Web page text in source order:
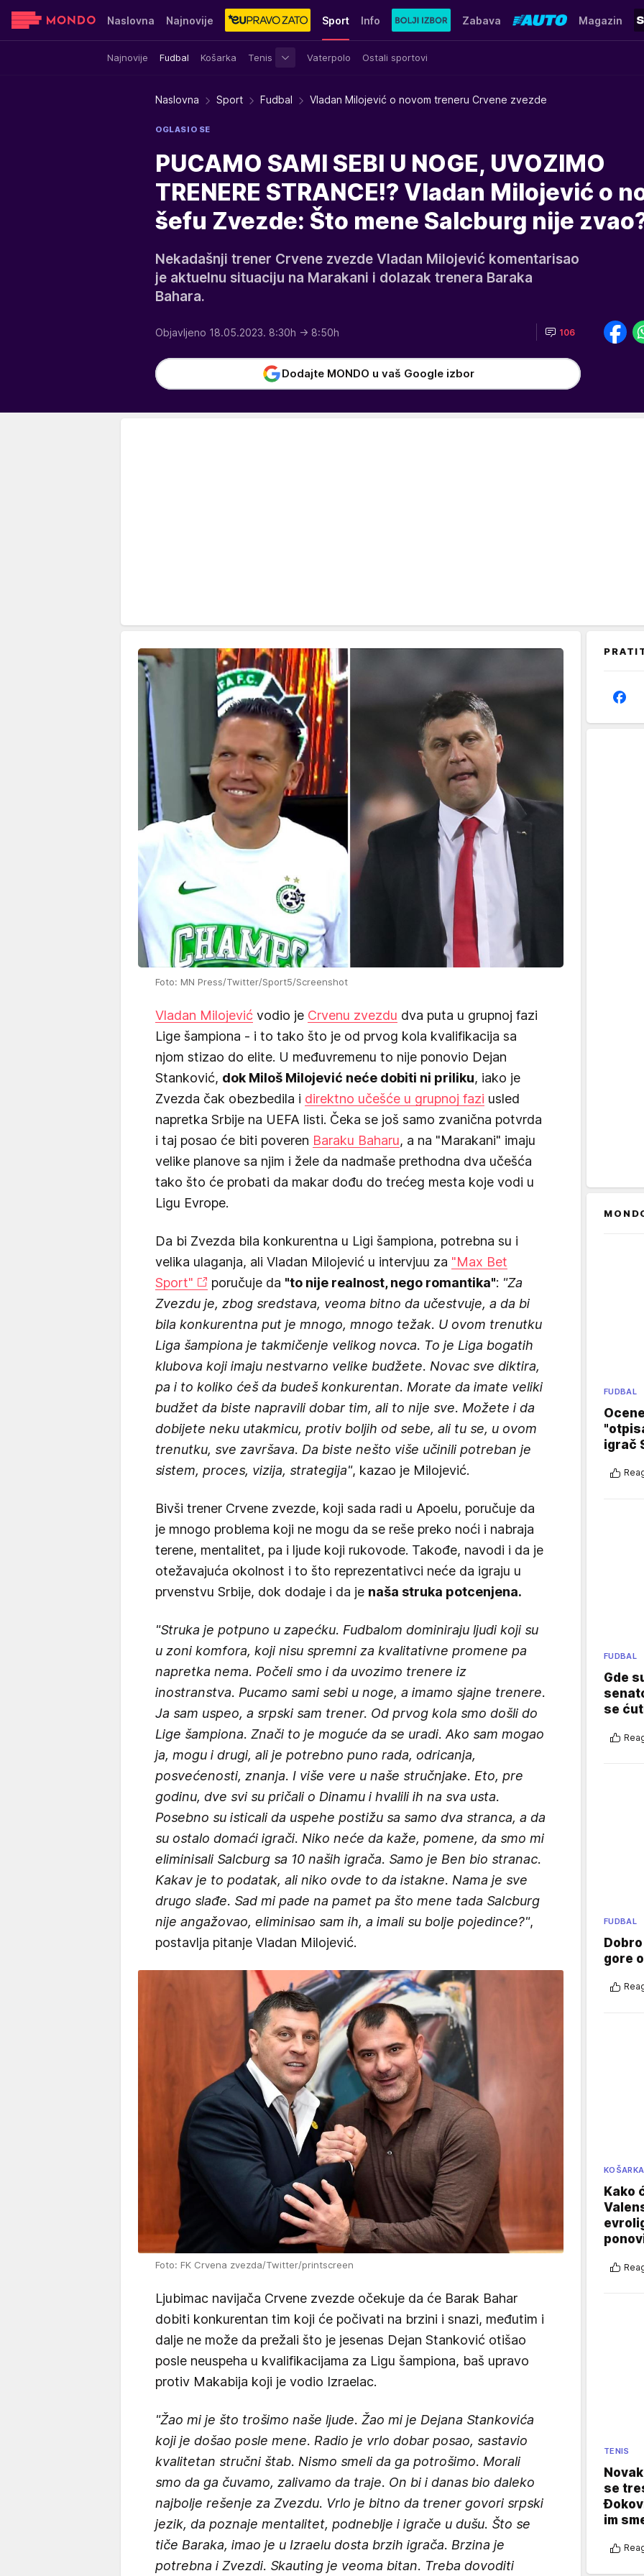
Naslovna Najnovije Sport
Najnovije Fudbal Košarka Tenis Vaterpolo Ostali sportovi
Info Zabava Magazin
Sensa Stvar ukusa Yumama
Naslovna Sport Fudbal Vladan Milojević o novom treneru Crvene zvezde
OGLASIO SE
PUCAMO SAMI SEBI U NOGE, UVOZIMO
TRENERE STRANCE!? Vladan Milojević o
šefu Zvezde: Što mene Salcburg nije
Nekadašnji trener Crvene zvezde Vladan Milojević komentarisao
je aktuelnu situaciju na Marakani i dolazak trenera Baraka
Bahara.
Objavljeno 18.05.2023. 8:30h → 8:50h 106
Dodajte MONDO u vaš Google izbor
Foto: MN Press/Twitter/Sport5/Screenshot
Vladan Milojević vodio je Crvenu zvezdu dva puta u grupnoj fazi
Lige šampiona - i to tako što je od prvog kola kvalifikacija sa
njom stizao do elite. U međuvremenu to nije ponovio Dejan
Stanković, dok Miloš Milojević neće dobiti ni priliku, iako je
Zvezda čak obezbedila i direktno učešće u grupnoj fazi usled
napretka Srbije na UEFA listi. Čeka se još samo zvanična potvrda
i taj posao će biti poveren Baraku Baharu, a na "Marakani" imaju
velike planove sa njim i žele da nadmaše prethodna dva učešća
tako što će probati da makar dođu do trećeg mesta koje vodi u
Ligu Evrope.
Da bi Zvezda bila konkurentna u Ligi šampiona, potrebna su i
velika ulaganja, ali Vladan Milojević u intervjuu za "Max Bet
Sport"
poručuje da "to nije realnost, nego romantika": "Za
Zvezdu je, zbog sredstava, veoma bitno da učestvuje, a da bi
bila konkurentna put je mnogo, mnogo težak. U ovom trenutku
Liga šampiona je takmičenje velikog novca. To je Liga bogatih
klubova koji imaju nestvarno velike budžete. Novac sve diktira,
pa i to koliko ćeš da budeš konkurentan. Morate da imate veliki
budžet da biste napravili dobar tim, ali to nije sve. Možete i da
dobijete neku utakmicu, protiv boljih od sebe, ali tu se, u ovom
trenutku, sve završava. Da biste nešto više učinili potreban je
sistem, proces, vizija, strategija", kazao je Milojević.
Bivši trener Crvene zvezde, koji sada radi u Apoelu, poručuje da
je mnogo problema koji ne mogu da se reše preko noći i nabraja
terene, mentalitet, pa i ljude koji rukovode. Takođe, navodi i da je
otežavajuća okolnost i to što reprezentativci neće da igraju u
prvenstvu Srbije, dok dodaje i da je naša struka potcenjena.
"Struka je potpuno u zapećku. Fudbalom dominiraju ljudi koji su
u zoni komfora, koji nisu spremni za kvalitativne promene pa
napretka nema. Počeli smo i da uvozimo trenere iz
inostranstva. Pucamo sami sebi u noge, a imamo sjajne trenere.
Ja sam uspeo, a srpski sam trener. Od prvog kola smo došli do
Lige šampiona. Znači to je moguće da se uradi. Ako sam mogao
ja, mogu i drugi, ali je potrebno puno rada, odricanja,
posvećenosti, znanja. I više vere u naše stručnjake. Eto, pre
godinu, dve svi su pričali o Dinamu i hvalili ih na sva usta.
Posebno su isticali da uspehe postižu sa samo dva stranca, a da
su ostalo domaći igrači. Niko neće da kaže, pomene, da smo mi
eliminisali Salcburg sa 10 naših igrača. Samo je Ben bio stranac.
Kakav je to podatak, ali niko ovde to da istakne. Nama je sve
drugo slađe. Sad mi pade na pamet pa što mene tada Salcburg
nije angažovao, eliminisao sam ih, a imali su bolje pojedince?",
postavlja pitanje Vladan Milojević.
Foto: FK Crvena zvezda/Twitter/printscreen
Ljubimac navijača Crvene zvezde očekuje da će Barak Bahar
dobiti konkurentan tim koji će počivati na brzini i snazi, međutim i
dalje ne može da prežali što je jesenas Dejan Stanković otišao
posle neuspeha u kvalifikacijama za Ligu šampiona, baš upravo
protiv Makabija koji je vodio Izraelac.
"Žao mi je što trošimo naše ljude. Žao mi je Dejana Stankovića
koji je došao posle mene. Radio je vrlo dobar posao, sastavio
kvalitetan stručni štab. Nismo smeli da ga potrošimo. Morali
smo da ga čuvamo, zalivamo da traje. On bi i danas bio daleko
najbolje rešenje za Zvezdu. Vrlo je bitno da trener govori srpski
jezik, da poznaje mentalitet, podneblje i igrače u dušu. Što se
tiče Baraka, imao je u Izraelu dosta brzih igrača. Brzina je
potrebna i Zvezdi. Skauting je veoma bitan. Treba dovoditi
FUDBAL
igrač
FUDBAL
Gde
se
FUDBAL
gore
KOŠARKA
Kako
TENIS
se
im